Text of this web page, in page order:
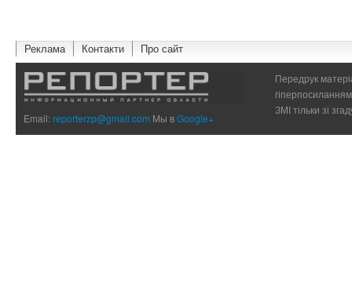
Реклама Контакти Про сайт
Email:reporterzp@gmail.com Мы вGoogle+
Передрук
ЗМІ тільки зі